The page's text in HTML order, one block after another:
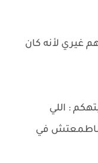
غيري لأنه كان
: اللي
ماطمعتش في